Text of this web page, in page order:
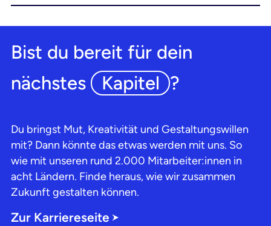
Bist du bereit für dein
nächstes
Kapitel ?
Du bringst Mut, Kreativität und Gestaltungswillen
mit? Dann könnte das etwas werden mit uns. So
wie mit unseren rund 2.000 Mitarbeiter:innen in
acht Ländern. Finde heraus, wie wir zusammen
Zukunft gestalten können.
Zur Karriereseite